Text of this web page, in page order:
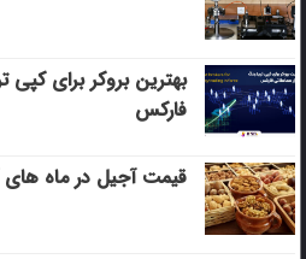
بهترین بروکر برای کپی‌
فارکس
قیمت آجیل در ماه های